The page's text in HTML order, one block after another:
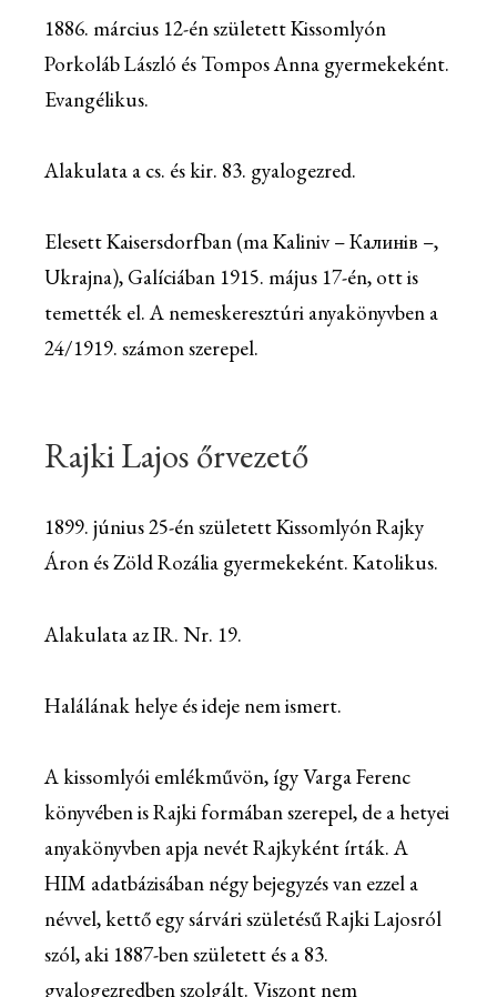
1886. március 12-én született Kissomlyón
Porkoláb László és Tompos Anna gyermekeként.
Evangélikus.
Alakulata a cs. és kir. 83. gyalogezred.
Elesett Kaisersdorfban (ma Kaliniv – Калинів –,
Ukrajna), Galíciában 1915. május 17-én, ott is
temették el. A nemeskeresztúri anyakönyvben a
24/1919. számon szerepel.
Rajki Lajos őrvezető
1899. június 25-én született Kissomlyón Rajky
Áron és Zöld Rozália gyermekeként. Katolikus.
Alakulata az IR. Nr. 19.
Halálának helye és ideje nem ismert.
A kissomlyói emlékművön, így Varga Ferenc
könyvében is Rajki formában szerepel, de a hetyei
anyakönyvben apja nevét Rajkyként írták. A
HIM adatbázisában négy bejegyzés van ezzel a
névvel, kettő egy sárvári születésű Rajki Lajosról
szól, aki 1887-ben született és a 83.
gyalogezredben szolgált. Viszont nem